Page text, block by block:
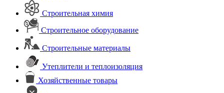
Строительная химия
Строительное оборудование
Строительные материалы
Утеплители и теплоизоляция
Хозяйственные товары